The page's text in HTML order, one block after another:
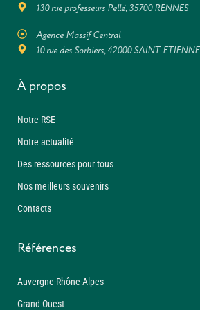
130 rue professeurs Pellé, 35700 RENNES
Agence Massif Central
10 rue des Sorbiers, 42000 SAINT-ETIENNE
À propos
Notre RSE
Notre actualité
Des ressources pour tous
Nos meilleurs souvenirs
Contacts
Références
Auvergne-Rhône-Alpes
Grand Ouest